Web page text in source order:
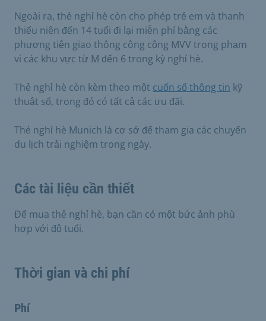
Ngoài ra, thẻ nghỉ hè còn cho phép trẻ em và thanh
thiếu niên đến 14 tuổi đi lại miễn phí bằng các
phương tiện giao thông công cộng MVV trong phạm
vi các khu vực từ M đến 6 trong kỳ nghỉ hè.
Thẻ nghỉ hè còn kèm theo một cuốn sổ thông tin kỹ
thuật số, trong đó có tất cả các ưu đãi.
Thẻ nghỉ hè Munich là cơ sở để tham gia các chuyến
du lịch trải nghiệm trong ngày.
Các tài liệu cần thiết
Để mua thẻ nghỉ hè, bạn cần có một bức ảnh phù
hợp với độ tuổi.
Thời gian và chi phí
Phí